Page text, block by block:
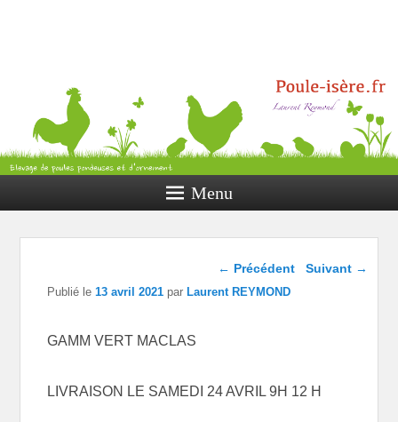
Elevage de poules pondeuses et
d’ornement
Menu
Navigation dans les
← Précédent Suivant →
Publié le13 avril 2021 parLaurent REYMOND
GAMM VERT MACLAS
LIVRAISON LE SAMEDI 24 AVRIL 9H 12 H